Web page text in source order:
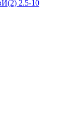
2.5-10